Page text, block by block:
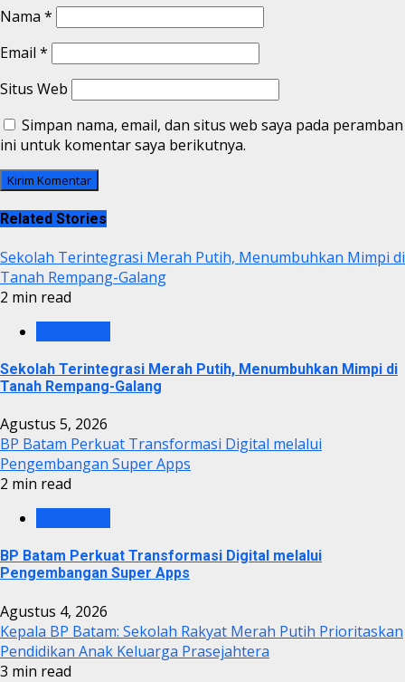
Nama *
Email *
Situs Web
Simpan nama, email, dan situs web saya pada peramban
ini untuk komentar saya berikutnya.
Related Stories
Sekolah Terintegrasi Merah Putih, Menumbuhkan Mimpi di
Tanah Rempang-Galang
2 min read
Sekolah Terintegrasi Merah Putih, Menumbuhkan Mimpi di
Tanah Rempang-Galang
Agustus 5, 2026
BP Batam Perkuat Transformasi Digital melalui
Pengembangan Super Apps
2 min read
BP Batam Perkuat Transformasi Digital melalui
Pengembangan Super Apps
Agustus 4, 2026
Kepala BP Batam: Sekolah Rakyat Merah Putih Prioritaskan
Pendidikan Anak Keluarga Prasejahtera
3 min read